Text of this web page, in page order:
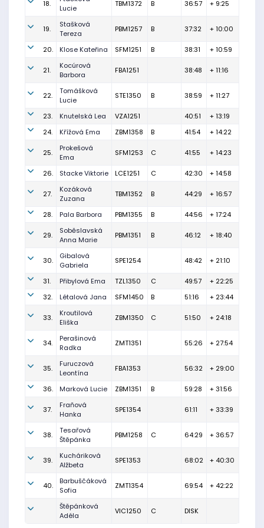
18.
Lucie
TBM1372 B 36:57 + 9:25
19.
Stašková
Tereza
PBM1257 B 37:32 + 10:00
20. Klose Kateřina SFM1251 B 38:31 + 10:59
21.
Kocúrová
Barbora
FBA1251 38:48 + 11:16
22.
Tomášková
Lucie
STE1350 B 38:59 + 11:27
23. Knutelská Lea VZA1251 40:51
+ 13:19
24.
Křížová Ema ZBM1358 B 41:54 + 14:22
25.
Prokešová
Ema
SFM1253 C 41:55 + 14:23
26. Stacke Viktorie LCE1251 C 42:30 + 14:58
27.
Kozáková
Zuzana
TBM1352 B 44:29 + 16:57
28. Pala Barbora PBM1355 B 44:56 + 17:24
29.
Soběslavská
Anna Marie
PBM1351 B 46:12 + 18:40
30.
Gibalová
Gabriela
SPE1254 48:42 + 21:10
31. Přibylová Ema TZL1350 C 49:57
+ 22:25
32.
Létalová Jana SFM1450 B 51:16 + 23:44
33.
Kroutilová
Eliška
ZBM1350 C 51:50 + 24:18
34.
Perašinová
Radka
ZMT1351 55:26 + 27:54
35.
Furuczová
Leontína
FBA1353 56:32 + 29:00
36. Marková Lucie ZBM1351 B 59:28 + 31:56
37.
Fraňová
Hanka
SPE1354 61:11 + 33:39
38.
Tesařová
Štěpánka
PBM1258 C 64:29 + 36:57
39.
Kucháriková
Alžbeta
SPE1353 68:02 + 40:30
40.
Barbuščáková
Sofia
ZMT1354 69:54 + 42:22
Štěpánková
Adéla
VIC1250 C DISK